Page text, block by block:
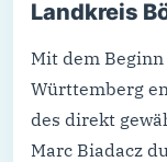
Landkreis
Mit dem
Württemberg
des direkt
Marc Biadacz